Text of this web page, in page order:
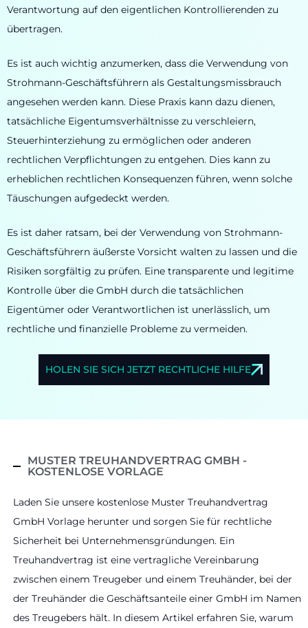
Verantwortung auf den eigentlichen Kontrollierenden zu
übertragen.
Es ist auch wichtig anzumerken, dass die Verwendung von
Strohmann-Geschäftsführern als Gestaltungsmissbrauch
angesehen werden kann. Diese Praxis kann dazu dienen,
tatsächliche Eigentumsverhältnisse zu verschleiern,
Steuerhinterziehung zu ermöglichen oder anderen
rechtlichen Verpflichtungen zu entgehen. Dies kann zu
erheblichen rechtlichen Konsequenzen führen, wenn solche
Täuschungen aufgedeckt werden.
Es ist daher ratsam, bei der Verwendung von Strohmann-
Geschäftsführern äußerste Vorsicht walten zu lassen und die
Risiken sorgfältig zu prüfen. Eine transparente und legitime
Kontrolle über die GmbH durch die tatsächlichen
Eigentümer oder Verantwortlichen ist unerlässlich, um
rechtliche und finanzielle Probleme zu vermeiden.
HOLEN SIE SICH JETZT RECHTLICHE HILFE
MUSTER TREUHANDVERTRAG GMBH -
KOSTENLOSE VORLAGE
Laden Sie unsere kostenlose Muster Treuhandvertrag
GmbH Vorlage herunter und sorgen Sie für rechtliche
Sicherheit bei Unternehmensgründungen. Ein
Treuhandvertrag ist eine vertragliche Vereinbarung
zwischen einem Treugeber und einem Treuhänder, bei der
der Treuhänder die Geschäftsanteile einer GmbH im Namen
des Treugebers hält. In diesem Artikel erfahren Sie, warum